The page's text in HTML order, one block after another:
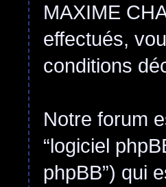
MAXIME
effectués,
conditions
Notre forum
“logiciel
phpBB”) qui